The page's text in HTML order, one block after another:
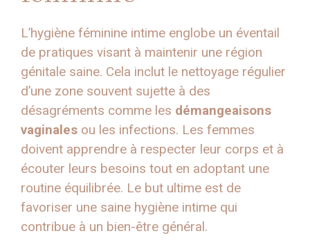
L’hygiène féminine intime englobe un éventail
de pratiques visant à maintenir une région
génitale saine. Cela inclut le nettoyage régulier
d’une zone souvent sujette à des
désagréments comme les démangeaisons
vaginales ou les infections. Les femmes
doivent apprendre à respecter leur corps et à
écouter leurs besoins tout en adoptant une
routine équilibrée. Le but ultime est de
favoriser une saine hygiène intime qui
contribue à un bien-être général.